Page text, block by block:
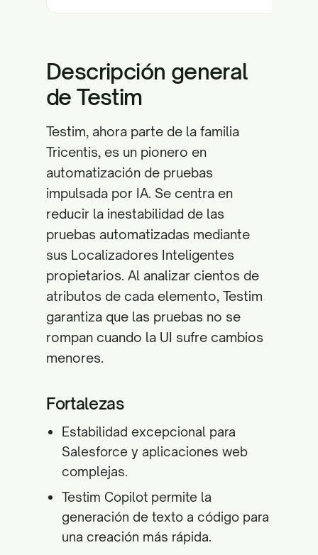
Descripción general
de Testim
Testim, ahora parte de la familia
Tricentis, es un pionero en
automatización de pruebas
impulsada por IA. Se centra en
reducir la inestabilidad de las
pruebas automatizadas mediante
sus Localizadores Inteligentes
propietarios. Al analizar cientos de
atributos de cada elemento, Testim
garantiza que las pruebas no se
rompan cuando la UI sufre cambios
menores.
Fortalezas
Estabilidad excepcional para
Salesforce y aplicaciones web
complejas.
Testim Copilot permite la
generación de texto a código para
una creación más rápida.